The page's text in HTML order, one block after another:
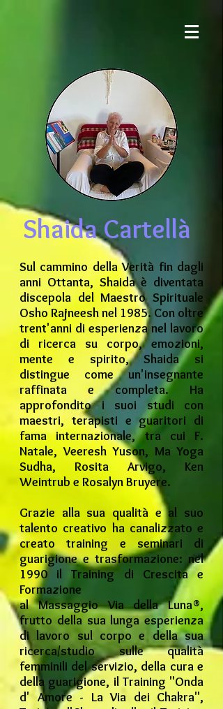
Shaida Cartellà
Sul cammino della Verità fin dagli
anni Ottanta, Shaida è diventata
discepola del Maestro Spirituale
Osho Rajneesh nel 1985. Con oltre
trent'anni di esperienza nel lavoro
di ricerca su corpo, emozioni,
mente e spirito, Shaida si
distingue come un'insegnante
raffinata e completa. Ha
approfondito i suoi studi con
maestri, terapisti e guaritori di
fama internazionale, tra cui F.
Natale, Veeresh Yuson, Ma Yoga
Sudha, Rosita Arvigo, Ken
Weintrub e Rosalyn Bruyere.
Grazie alla sua qualità e al suo
talento creativo ha canalizzato e
creato training e seminari di
guarigione e trasformazione: nel
1990 il Training di Crescita e
Formazione
al Massaggio Via della Luna®,
frutto della sua lunga esperienza
di lavoro sul corpo e della sua
ricerca/studio sulle qualità
femminili del servizio, della cura e
della guarigione, il Training "Onda
d' Amore - La Via dei Chakra",